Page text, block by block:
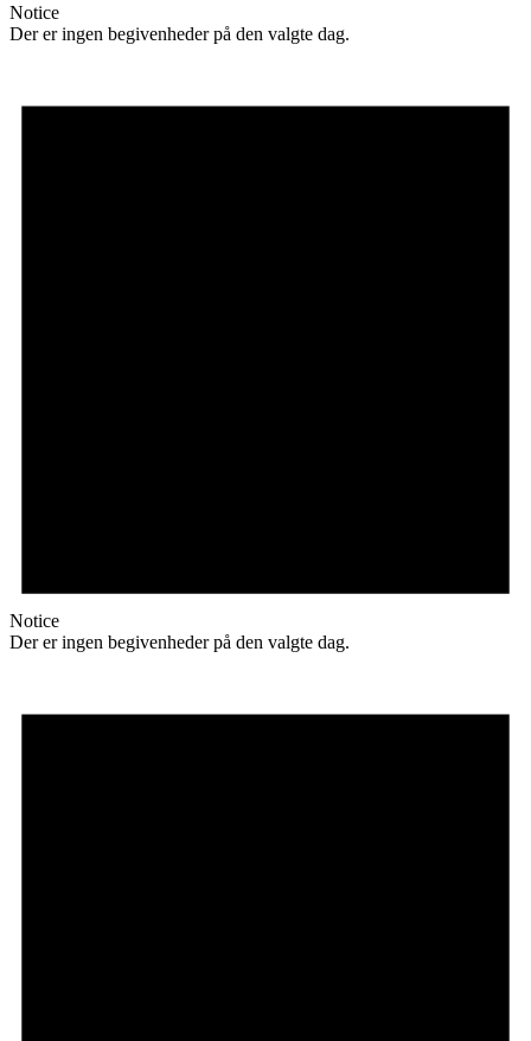
Notice
Der er ingen begivenheder på den valgte dag.
Notice
Der er ingen begivenheder på den valgte dag.